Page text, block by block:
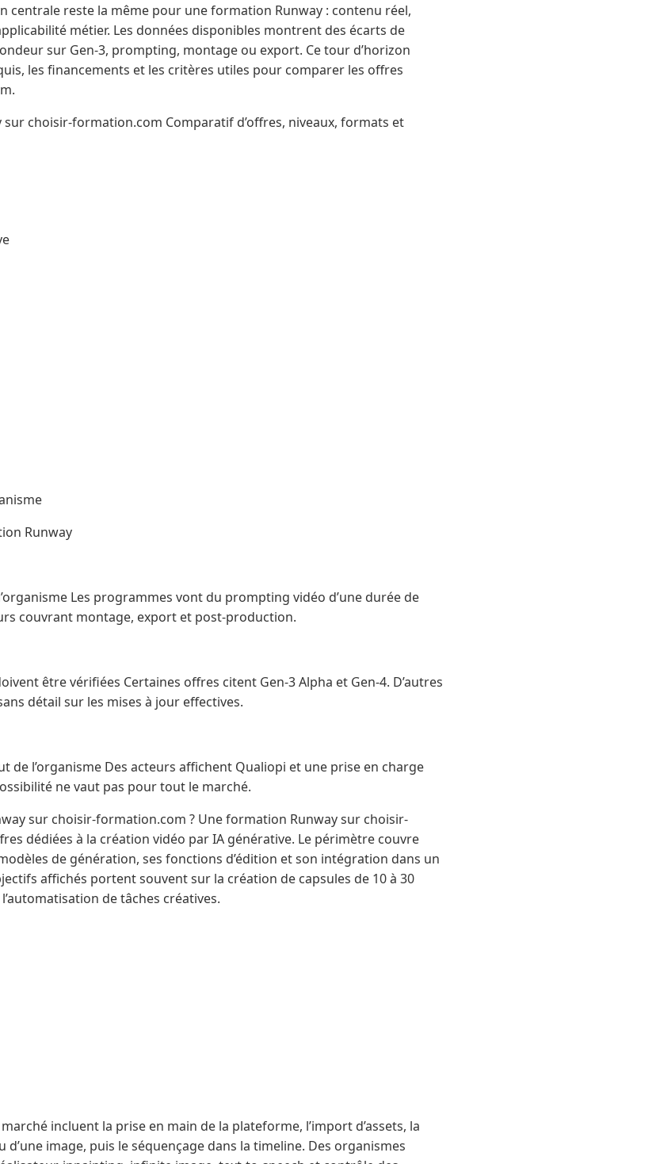
centrale reste la même pour une formation Runway : contenu réel,
métier. Les données disponibles montrent des écarts de
sur Gen-3, prompting, montage ou export. Ce tour d’horizon
les financements et les critères utiles pour comparer les offres
sur choisir-formation.com Comparatif d’offres, niveaux, formats et
Runway
Les programmes vont du prompting vidéo d’une durée de
couvrant montage, export et post-production.
être vérifiées Certaines offres citent Gen-3 Alpha et Gen-4. D’autres
détail sur les mises à jour effectives.
de l’organisme Des acteurs affichent Qualiopi et une prise en charge
ne vaut pas pour tout le marché.
sur choisir-formation.com ? Une formation Runway sur choisir-
dédiées à la création vidéo par IA générative. Le périmètre couvre
de génération, ses fonctions d’édition et son intégration dans un
affichés portent souvent sur la création de capsules de 10 à 30
de tâches créatives.
incluent la prise en main de la plateforme, l’import d’assets, la
image, puis le séquençage dans la timeline. Des organismes